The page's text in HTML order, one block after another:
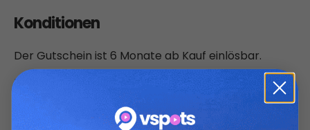
Konditionen
Der Gutschein ist 6 Monate ab Kauf einlösbar.
Einlösbar zu regulären Öffnungszeiten.
Die Einlösung des Gutscheins ist ausschließlich bei
Vorlage möglich.